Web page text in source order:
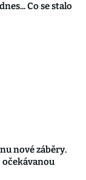
Co se stalo
nové záběry.